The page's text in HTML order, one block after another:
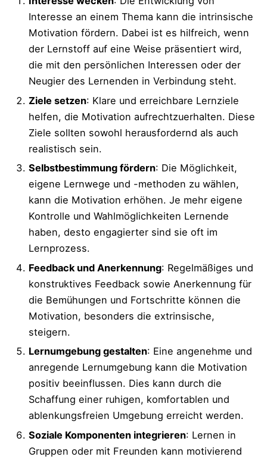
Interesse an einem Thema kann die intrinsische
Motivation fördern. Dabei ist es hilfreich, wenn
der Lernstoff auf eine Weise präsentiert wird,
die mit den persönlichen Interessen oder der
Neugier des Lernenden in Verbindung steht.
Ziele setzen: Klare und erreichbare Lernziele
helfen, die Motivation aufrechtzuerhalten. Diese
Ziele sollten sowohl herausfordernd als auch
realistisch sein.
Selbstbestimmung fördern: Die Möglichkeit,
eigene Lernwege und -methoden zu wählen,
kann die Motivation erhöhen. Je mehr eigene
Kontrolle und Wahlmöglichkeiten Lernende
haben, desto engagierter sind sie oft im
Lernprozess.
Feedback und Anerkennung: Regelmäßiges und
konstruktives Feedback sowie Anerkennung für
die Bemühungen und Fortschritte können die
Motivation, besonders die extrinsische,
steigern.
Lernumgebung gestalten: Eine angenehme und
anregende Lernumgebung kann die Motivation
positiv beeinflussen. Dies kann durch die
Schaffung einer ruhigen, komfortablen und
ablenkungsfreien Umgebung erreicht werden.
Soziale Komponenten integrieren: Lernen in
Gruppen oder mit Freunden kann motivierend